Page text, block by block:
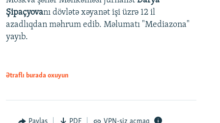
Şipaçyovanı dövlətə xəyanət işi üzrə 12 il
azadlıqdan məhrum edib. Məlumatı "Mediazona"
yayıb.
Ətraflı burada oxuyun